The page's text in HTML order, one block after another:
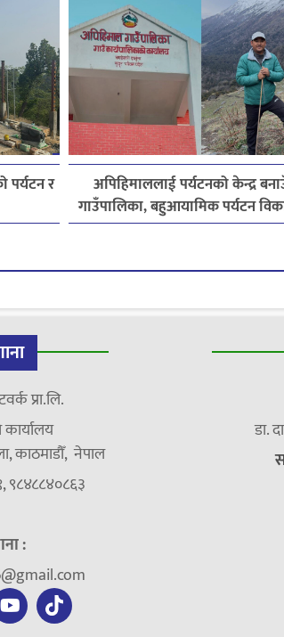
पर्यटन र
अपिहिमाललाई पर्यटनको केन्द्र
गाउँपालिका, बहुआयामिक पर्यटन
जोड
प्रा.लि.
काठमाडौँ, नेपाल
९८४८८४०८६३
:
डा.